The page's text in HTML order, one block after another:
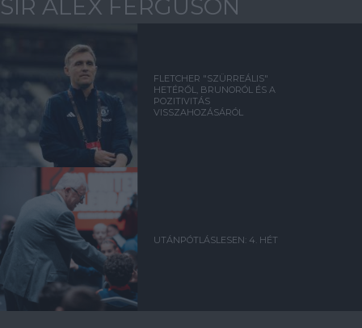
SIR ALEX FERGUSON
FLETCHER "SZÜRREÁLIS"
HETÉRŐL, BRUNORÓL ÉS A
POZITIVITÁS
VISSZAHOZÁSÁRÓL
UTÁNPÓTLÁSLESEN: 4. HÉT